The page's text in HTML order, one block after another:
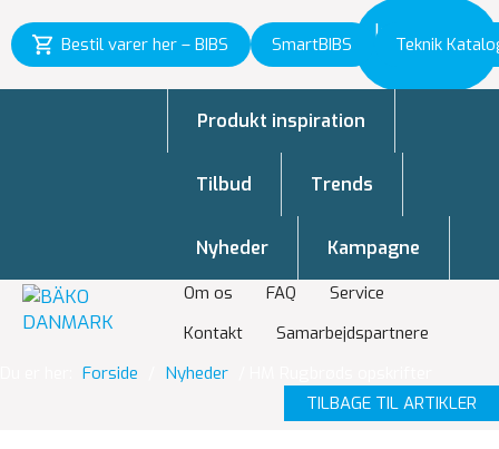
Bestil varer her – BIBS SmartBIBS Teknik
Inspiration
til vækst
Om os FAQ
Service
Kontakt
Samarbejdspartnere
Produkt inspiration
Tilbud Trends
Nyheder Kampagne
Forside Nyheder
TILBAGE TIL ARTIKLER